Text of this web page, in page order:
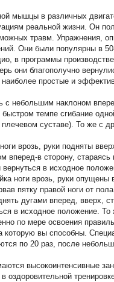
мышцы в различных
реальной жизни. Он
травм. Упражнения,
Они были популярны в
в программы
они благополучно
простые и
небольшим наклоном
темпе сгибание
суставе). То же с
врозь, руки подняты
в сторону, стараясь
в исходное
ноги врозь, руки опущены
пятку правой ноги от
дугами вперед, вверх,
в исходное положение.
по мере освоения
вы способны.
по 20 раз, после
высокоинтенсивные
оздоровительной